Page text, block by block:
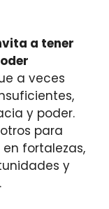
a tener
a veces
y poder.
para
fortalezas,
y